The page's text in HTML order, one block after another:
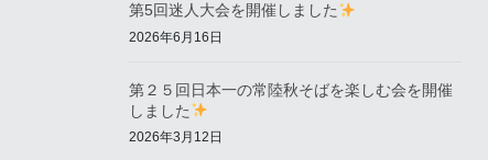
第5回迷人大会を開催しました
2026年6月16日
第２５回日本一の常陸秋そばを楽しむ会を開催
しました
2026年3月12日